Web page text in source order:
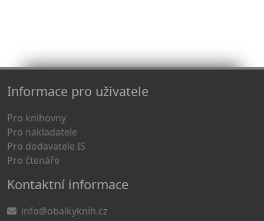
Informace pro uživatele
Pro knihovny
Pro nakladatele
Pro dodavatele IS
Pro čtenáře
Kontaktní informace
info@obalkyknih.cz